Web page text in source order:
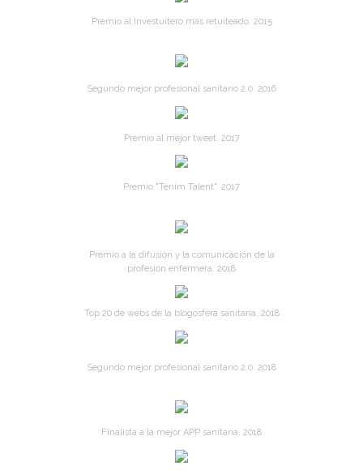
Premio al Investuitero más retuiteado. 2015
Segundo mejor profesional sanitario 2.0. 2016
Premio al mejor tweet. 2017
Premio "Tenim Talent". 2017
Premio a la difusión y la comunicación de la
profesión enfermera. 2018
Top 20 de webs de la blogosfera sanitaria. 2018
Segundo mejor profesional sanitario 2.0. 2018
Finalista a la mejor APP sanitaria. 2018